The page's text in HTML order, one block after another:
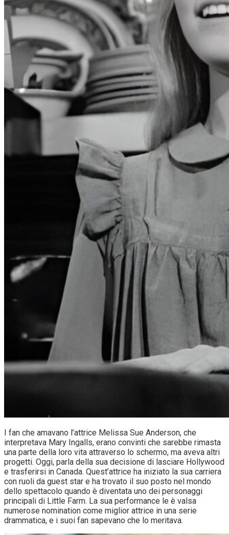
I fan che amavano l’attrice Melissa Sue Anderson, che
interpretava Mary Ingalls, erano convinti che sarebbe rimasta
una parte della loro vita attraverso lo schermo, ma aveva altri
progetti. Oggi, parla della sua decisione di lasciare Hollywood
e trasferirsi in Canada. Quest’attrice ha iniziato la sua carriera
con ruoli da guest star e ha trovato il suo posto nel mondo
dello spettacolo quando è diventata uno dei personaggi
principali di Little Farm. La sua performance le è valsa
numerose nomination come miglior attrice in una serie
drammatica, e i suoi fan sapevano che lo meritava.